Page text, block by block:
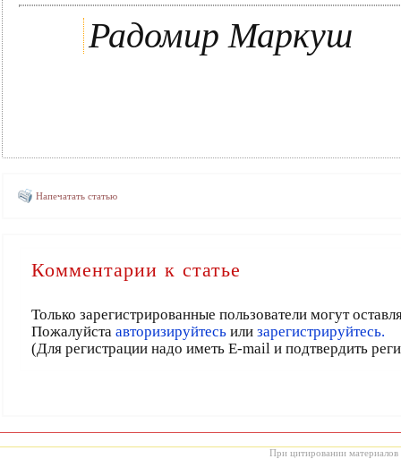
Радомир Маркуш
Напечатать статью
Комментарии к статье
Только зарегистрированные пользователи могут
Пожалуйста авторизируйтесьили зарегистрируйтесь.
(Для регистрации надо иметь E-mail и подтвердить
При цитировании материалов